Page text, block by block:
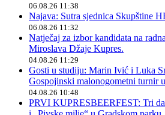
06.08.26 11:38
Najava: Sutra sjednica Skupštine
06.08.26 11:32
Natječaj za izbor kandidata na
Miroslava Džaje Kupres.
04.08.26 11:29
Gosti u studiju: Marin Ivić i Luka
Gospojinski malonogometni turnir
04.08.26 10:48
PRVI KUPRESBEERFEST: Tri